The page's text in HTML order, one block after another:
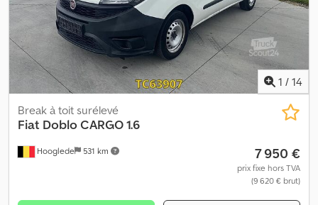
1 / 14
Hooglede 531 km
Break à toit surélevé
Fiat Doblo CARGO 1.6
7 950 €
prix fixe hors TVA
(9 620 € brut)